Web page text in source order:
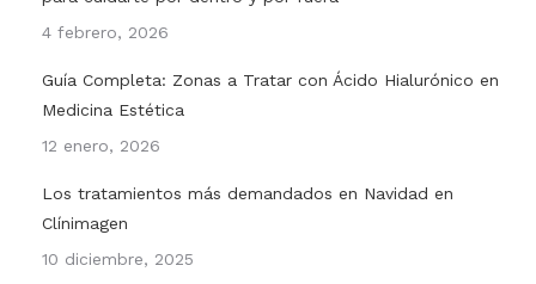
4 febrero, 2026
Guía Completa: Zonas a Tratar con Ácido Hialurónico en
Medicina Estética
12 enero, 2026
Los tratamientos más demandados en Navidad en
Clínimagen
10 diciembre, 2025